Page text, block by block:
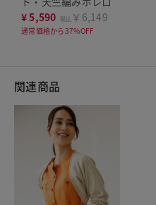
¥5,590 税込 ￥6,149
通常価格から37%OFF
関連商品